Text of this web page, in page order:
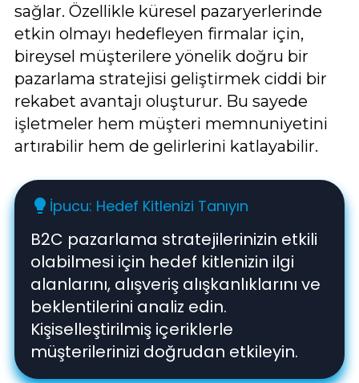
sağlar. Özellikle küresel pazaryerlerinde
etkin olmayı hedefleyen firmalar için,
bireysel müşterilere yönelik doğru bir
pazarlama stratejisi geliştirmek ciddi bir
rekabet avantajı oluşturur. Bu sayede
işletmeler hem müşteri memnuniyetini
artırabilir hem de gelirlerini katlayabilir.
lightbulb İpucu: Hedef Kitlenizi Tanıyın
B2C pazarlama stratejilerinizin etkili
olabilmesi için hedef kitlenizin ilgi
alanlarını, alışveriş alışkanlıklarını ve
beklentilerini analiz edin.
Kişiselleştirilmiş içeriklerle
müşterilerinizi doğrudan etkileyin.